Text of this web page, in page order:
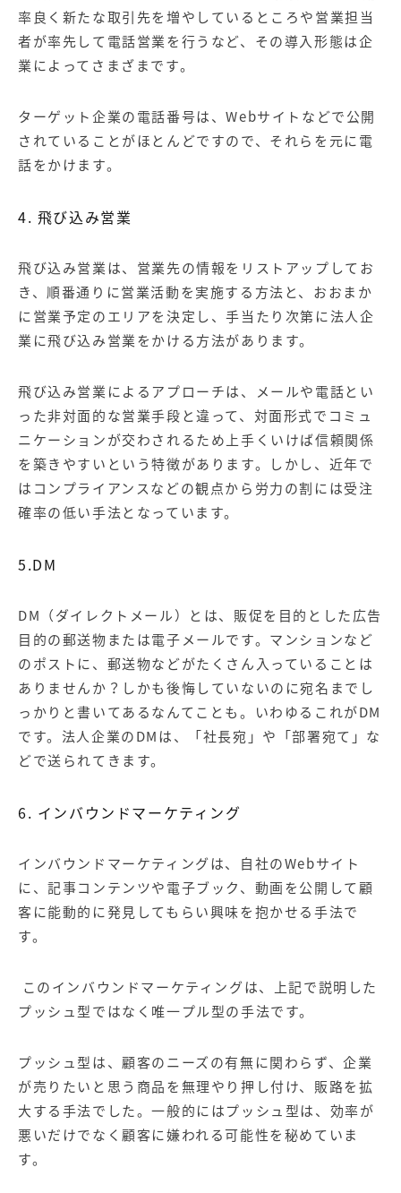
率良く新たな取引先を増やしているところや営業担当
者が率先して電話営業を行うなど、その導入形態は企
業によってさまざまです。
ターゲット企業の電話番号は、Webサイトなどで公開
されていることがほとんどですので、それらを元に電
話をかけます。
4. 飛び込み営業
飛び込み営業は、営業先の情報をリストアップしてお
き、順番通りに営業活動を実施する方法と、おおまか
に営業予定のエリアを決定し、手当たり次第に法人企
業に飛び込み営業をかける方法があります。
飛び込み営業によるアプローチは、メールや電話とい
った非対面的な営業手段と違って、対面形式でコミュ
ニケーションが交わされるため上手くいけば信頼関係
を築きやすいという特徴があります。しかし、近年で
はコンプライアンスなどの観点から労力の割には受注
確率の低い手法となっています。
5.DM
DM（ダイレクトメール）とは、販促を目的とした広告
目的の郵送物または電子メールです。マンションなど
のポストに、郵送物などがたくさん入っていることは
ありませんか？しかも後悔していないのに宛名までし
っかりと書いてあるなんてことも。いわゆるこれがDM
です。法人企業のDMは、「社長宛」や「部署宛て」な
どで送られてきます。
6. インバウンドマーケティング
インバウンドマーケティングは、自社のWebサイト
に、記事コンテンツや電子ブック、動画を公開して顧
客に能動的に発見してもらい興味を抱かせる手法で
す。
このインバウンドマーケティングは、上記で説明した
プッシュ型ではなく唯一プル型の手法です。
プッシュ型は、顧客のニーズの有無に関わらず、企業
が売りたいと思う商品を無理やり押し付け、販路を拡
大する手法でした。一般的にはプッシュ型は、効率が
悪いだけでなく顧客に嫌われる可能性を秘めていま
す。